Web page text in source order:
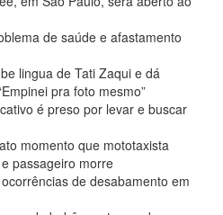
de saúde e afastamento
lingua de Tati Zaqui e dá
pra foto mesmo”
é preso por levar e buscar
momento que mototaxista
passageiro morre
de desabamento em